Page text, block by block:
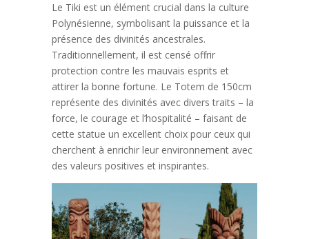
Le Tiki est un élément crucial dans la culture
Polynésienne, symbolisant la puissance et la
présence des divinités ancestrales.
Traditionnellement, il est censé offrir
protection contre les mauvais esprits et
attirer la bonne fortune. Le Totem de 150cm
représente des divinités avec divers traits – la
force, le courage et l’hospitalité – faisant de
cette statue un excellent choix pour ceux qui
cherchent à enrichir leur environnement avec
des valeurs positives et inspirantes.